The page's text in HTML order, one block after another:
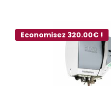
Economisez 320.00€ !